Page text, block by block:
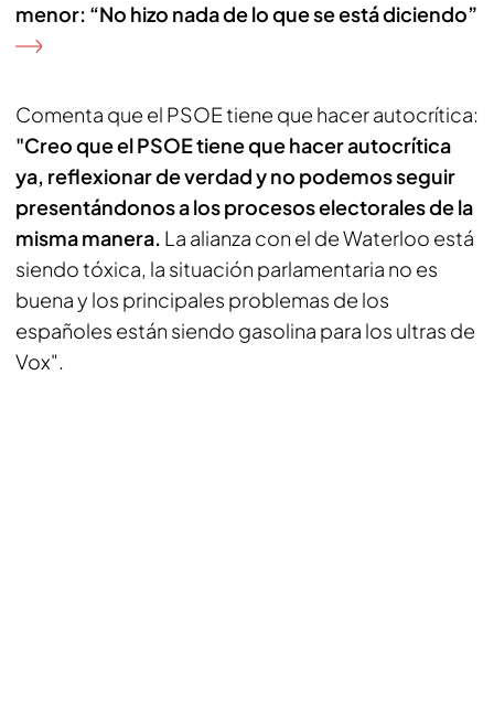
menor: “No hizo nada de lo que se está diciendo”
Comenta que el PSOE tiene que hacer autocrítica:
"Creo que el PSOE tiene que hacer autocrítica
ya, reflexionar de verdad y no podemos seguir
presentándonos a los procesos electorales de la
misma manera. La alianza con el de Waterloo está
siendo tóxica, la situación parlamentaria no es
buena y los principales problemas de los
españoles están siendo gasolina para los ultras de
Vox".